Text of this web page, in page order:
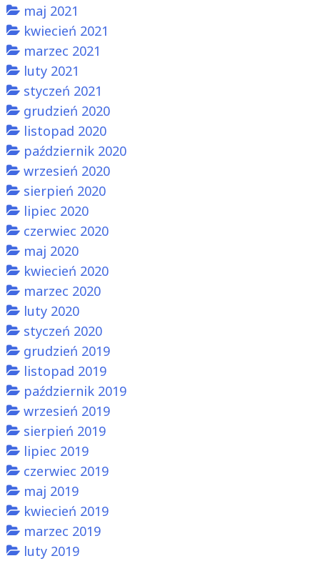
maj 2021
kwiecień 2021
marzec 2021
luty 2021
styczeń 2021
grudzień 2020
listopad 2020
październik 2020
wrzesień 2020
sierpień 2020
lipiec 2020
czerwiec 2020
maj 2020
kwiecień 2020
marzec 2020
luty 2020
styczeń 2020
grudzień 2019
listopad 2019
październik 2019
wrzesień 2019
sierpień 2019
lipiec 2019
czerwiec 2019
maj 2019
kwiecień 2019
marzec 2019
luty 2019